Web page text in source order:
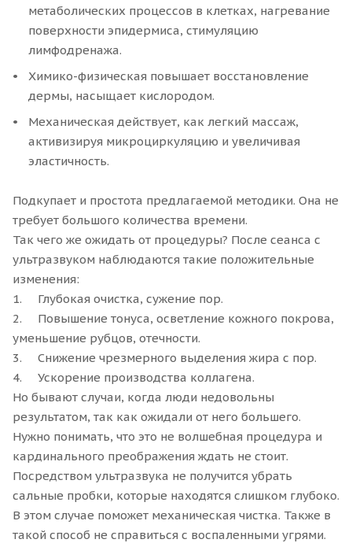
метаболических процессов в клетках, нагревание
поверхности эпидермиса, стимуляцию
лимфодренажа.
Химико-физическая повышает восстановление
дермы, насыщает кислородом.
Механическая действует, как легкий массаж,
активизируя микроциркуляцию и увеличивая
эластичность.
Подкупает и простота предлагаемой методики. Она не
требует большого количества времени.
Так чего же ожидать от процедуры? После сеанса с
ультразвуком наблюдаются такие положительные
изменения:
1. Глубокая очистка, сужение пор.
2. Повышение тонуса, осветление кожного покрова,
уменьшение рубцов, отечности.
3. Снижение чрезмерного выделения жира с пор.
4. Ускорение производства коллагена.
Но бывают случаи, когда люди недовольны
результатом, так как ожидали от него большего.
Нужно понимать, что это не волшебная процедура и
кардинального преображения ждать не стоит.
Посредством ультразвука не получится убрать
сальные пробки, которые находятся слишком глубоко.
В этом случае поможет механическая чистка. Также в
такой способ не справиться с воспаленными угрями.